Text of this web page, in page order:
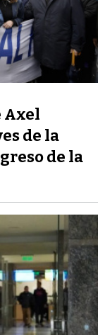
Axel
de la
de la